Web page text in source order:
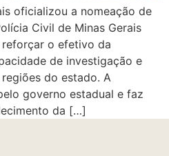
oficializou a nomeação de
Civil de Minas Gerais
reforçar o efetivo da
de investigação e
do estado. A
governo estadual e faz
da […]